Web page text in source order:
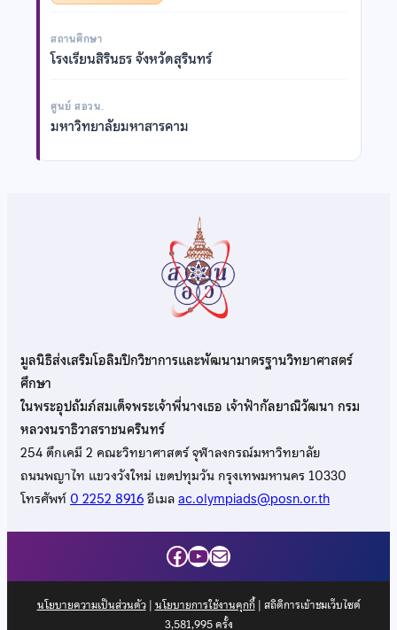
สถานศึกษา
โรงเรียนสิรินธร จังหวัดสุรินทร์
ศูนย์ สอวน.
มหาวิทยาลัยมหาสารคาม
มูลนิธิส่งเสริมโอลิมปิกวิชาการและพัฒนามาตรฐานวิทยาศาสตร์
ศึกษา
ในพระอุปถัมภ์สมเด็จพระเจ้าพี่นางเธอ เจ้าฟ้ากัลยาณิวัฒนา กรม
หลวงนราธิวาสราชนครินทร์
254 ตึกเคมี 2 คณะวิทยาศาสตร์ จุฬาลงกรณ์มหาวิทยาลัย
ถนนพญาไท แขวงวังใหม่ เขตปทุมวัน กรุงเทพมหานคร 10330
โทรศัพท์0 2252 8916อีเมลac.olympiads@posn.or.th
Facebook
YouTube
Mail
นโยบายความเป็นส่วนตัว| นโยบายการใช้งานคุกกี้| สถิติการเข้าชมเว็บไซต์
3,581,995ครั้ง